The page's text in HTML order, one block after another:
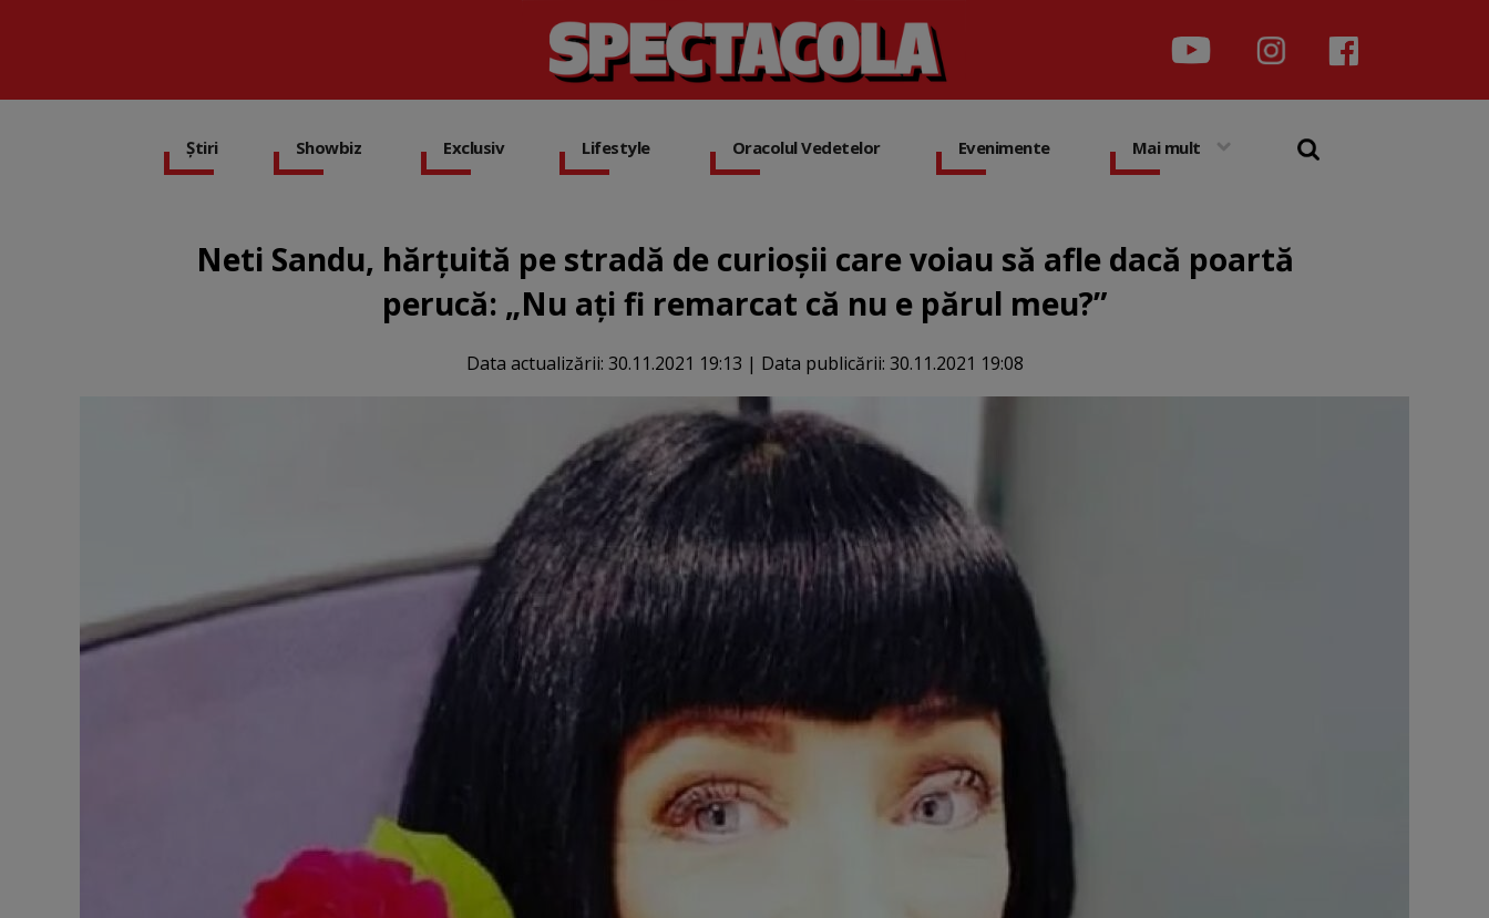
Știri Showbiz Exclusiv Lifestyle Oracolul Vedetelor Evenimente Mai mult
Neti Sandu, hărțuită pe stradă de curioșii care voiau să afle dacă poartă
perucă: „Nu ați fi remarcat că nu e părul meu?”
Data actualizării: 30.11.2021 19:13 | Data publicării: 30.11.2021 19:08